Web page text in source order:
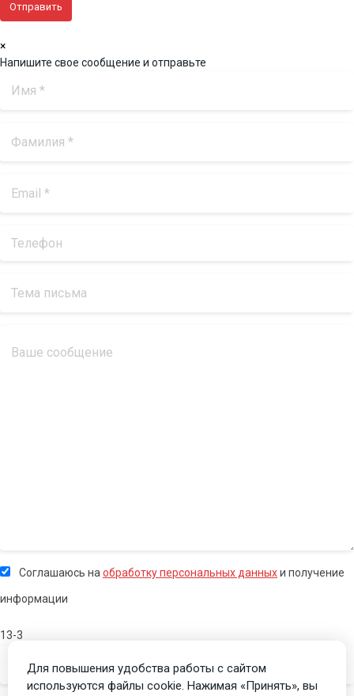
×
Напишите свое сообщение и отправьте
Соглашаюсь на обработку персональных данныхи получение
информации
13-3
Для повышения удобства работы с сайтом
используются файлы cookie. Нажимая «Принять», вы